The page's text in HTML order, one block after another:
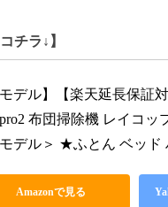
チラ↓】
モデル】【楽天延長保証
布団掃除機 レイコッ
デル＞ ★ふとん ベッド
Amazonで見る